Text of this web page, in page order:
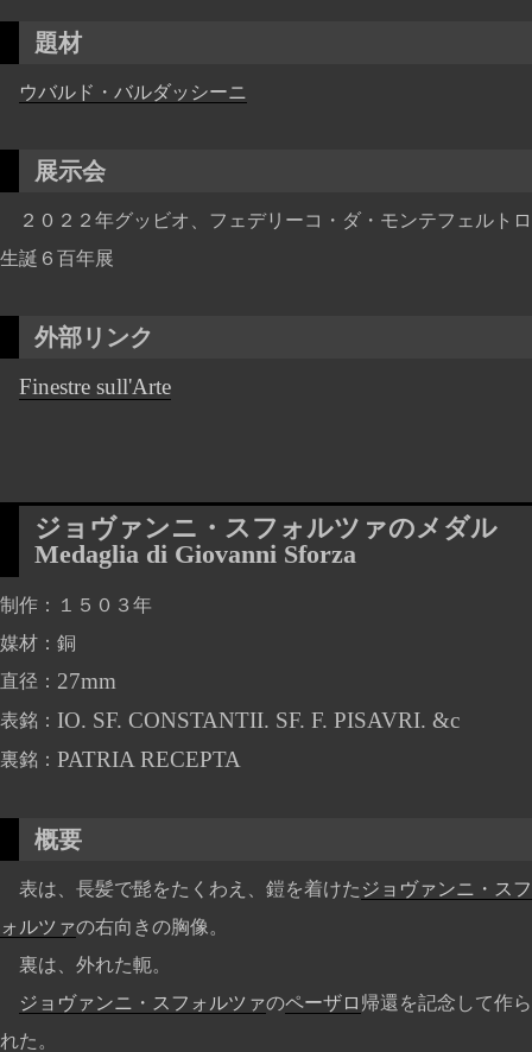
題材
ウバルド・バルダッシーニ
展示会
２０２２年グッビオ、フェデリーコ・ダ・モンテフェルトロ
生誕６百年展
外部リンク
Finestre sull'Arte
ジョヴァンニ・スフォルツァのメダル
Medaglia di Giovanni Sforza
制作
１５０３年
媒材
銅
直径
27mm
表銘 IO. SF. CONSTANTII. SF. F. PISAVRI. &c
裏銘 PATRIA RECEPTA
概要
表は、長髪で髭をたくわえ、鎧を着けた ジョヴァンニ・スフ
ォルツァの右向きの胸像。
裏は、外れた軛。
ジョヴァンニ・スフォルツァのペーザロ 帰還を記念して作ら
れた。